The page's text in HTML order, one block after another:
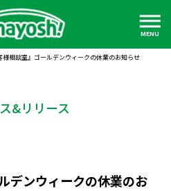
MENU
様相談室』ゴールデンウィークの休業のお知らせ
&リリース
デンウィークの休業のお